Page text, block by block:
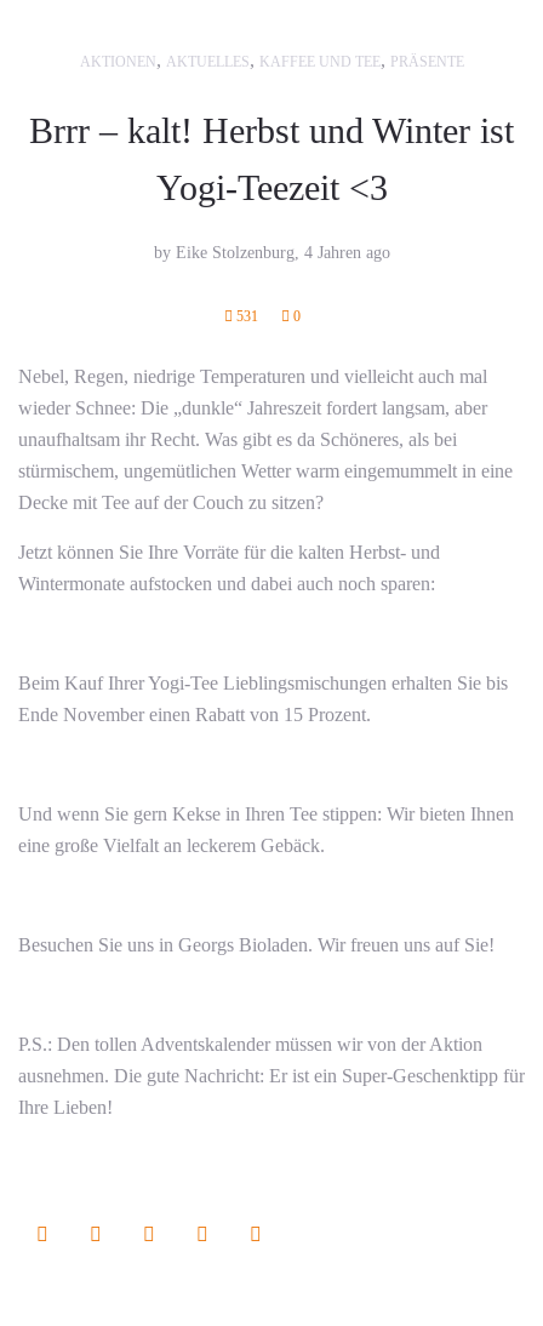
AKTIONEN , AKTUELLES, KAFFEE UND TEE, PRÄSENTE
Brrr – kalt! Herbst und Winter ist
Yogi-Teezeit <3
by Eike Stolzenburg, 4 Jahren ago
531 0
Nebel, Regen, niedrige Temperaturen und vielleicht auch mal
wieder Schnee: Die „dunkle“ Jahreszeit fordert langsam, aber
unaufhaltsam ihr Recht. Was gibt es da Schöneres, als bei
stürmischem, ungemütlichen Wetter warm eingemummelt in eine
Decke mit Tee auf der Couch zu sitzen?
Jetzt können Sie Ihre Vorräte für die kalten Herbst- und
Wintermonate aufstocken und dabei auch noch sparen:
Beim Kauf Ihrer Yogi-Tee Lieblingsmischungen erhalten Sie bis
Ende November einen Rabatt von 15 Prozent.
Und wenn Sie gern Kekse in Ihren Tee stippen: Wir bieten Ihnen
eine große Vielfalt an leckerem Gebäck.
Besuchen Sie uns in Georgs Bioladen. Wir freuen uns auf Sie!
P.S.: Den tollen Adventskalender müssen wir von der Aktion
ausnehmen. Die gute Nachricht: Er ist ein Super-Geschenktipp für
Ihre Lieben!